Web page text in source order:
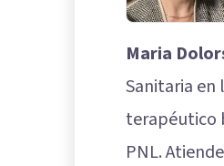
Maria
Sanitaria en
terapéutico
PNL.